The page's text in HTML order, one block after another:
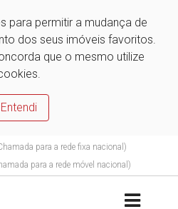
para permitir a mudança de
dos seus imóveis favoritos.
que o mesmo utilize
Entendi
para a rede fixa nacional)
para a rede móvel nacional)